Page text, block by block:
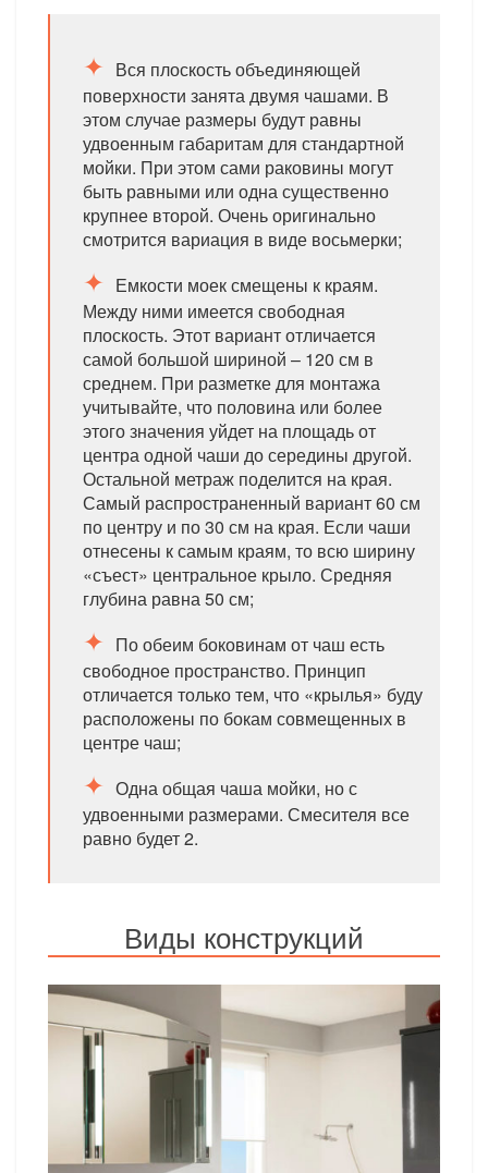
Вся плоскость объединяющей
поверхности занята двумя чашами. В
этом случае размеры будут равны
удвоенным габаритам для стандартной
мойки. При этом сами раковины могут
быть равными или одна существенно
крупнее второй. Очень оригинально
смотрится вариация в виде восьмерки;
Емкости моек смещены к краям.
Между ними имеется свободная
плоскость. Этот вариант отличается
самой большой шириной – 120 см в
среднем. При разметке для монтажа
учитывайте, что половина или более
этого значения уйдет на площадь от
центра одной чаши до середины другой.
Остальной метраж поделится на края.
Самый распространенный вариант 60 см
по центру и по 30 см на края. Если чаши
отнесены к самым краям, то всю ширину
«съест» центральное крыло. Средняя
глубина равна 50 см;
По обеим боковинам от чаш есть
свободное пространство. Принцип
отличается только тем, что «крылья» буду
расположены по бокам совмещенных в
центре чаш;
Одна общая чаша мойки, но с
удвоенными размерами. Смесителя все
равно будет 2.
Виды конструкций